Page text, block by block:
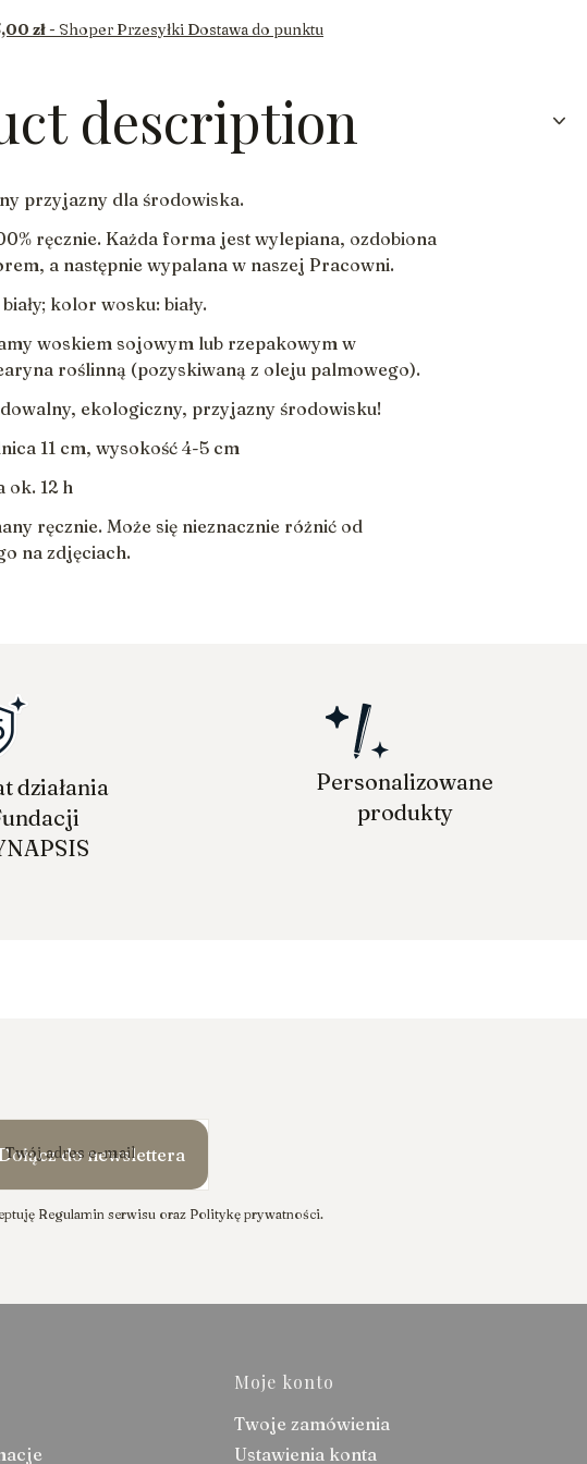
zł - Shoper Przesyłki Dostawa do punktu
description
przyjazny dla środowiska.
ręcznie. Każda forma jest wylepiana, ozdobiona
a następnie wypalana w naszej Pracowni.
kolor wosku: biały.
woskiem sojowym lub rzepakowym w
roślinną (pozyskiwaną z oleju palmowego).
ekologiczny, przyjazny środowisku!
11 cm, wysokość 4-5 cm
ok. 12 h
ręcznie. Może się nieznacznie różnić od
na zdjęciach.
działania
Personalizowane
produkty
Twój adres e-mail
Dołącz do newslettera
Regulamin serwisu oraz Politykę prywatności.
stopce Moje konto
Twoje zamówienia
Ustawienia konta